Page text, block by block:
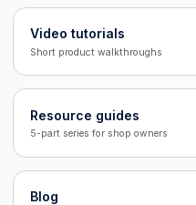
Video tutorials
Short product walkthroughs
Resource guides
5-part series for shop owners
Blog